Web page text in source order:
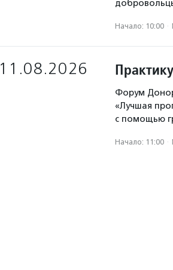
Начало: 10:00 ·
11.08.2026
Форум
«Лучшая
с помощью
Начало: 11:00 ·